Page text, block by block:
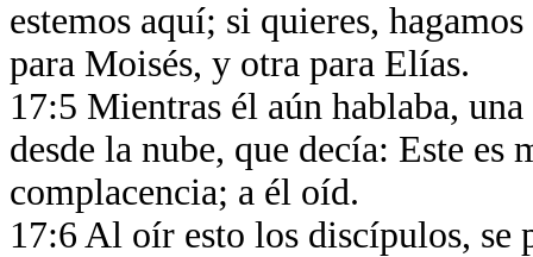
estemos aquí; si quieres,
para Moisés, y otra para Elías.
17:5 Mientras él aún hablaba,
desde la nube, que decía: Este
complacencia; a él oíd.
17:6 Al oír esto los discípulos, se